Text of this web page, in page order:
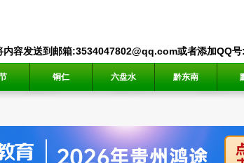
容发送到邮箱:3534047802@qq.com或者添加QQ
铜仁 六盘水 黔东南